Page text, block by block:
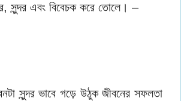
সুন্দর এবং বিবেচক করে তােলে। –
সুন্দর ভাবে গড়ে উঠুক জীবনের সফলতা